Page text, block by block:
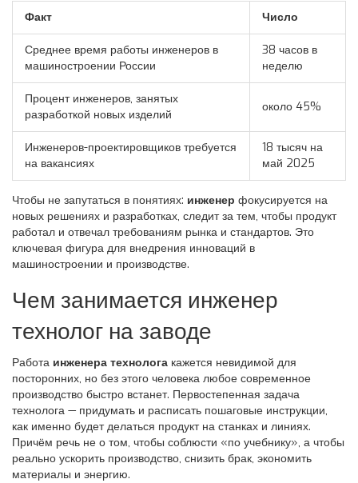
Факт Число
Среднее время работы инженеров в
машиностроении России
38 часов в
неделю
Процент инженеров, занятых
разработкой новых изделий
около 45%
Инженеров-проектировщиков требуется
на вакансиях
18 тысяч на
май 2025
Чтобы не запутаться в понятиях: инженер фокусируется на
новых решениях и разработках, следит за тем, чтобы продукт
работал и отвечал требованиям рынка и стандартов. Это
ключевая фигура для внедрения инноваций в
машиностроении и производстве.
Чем занимается инженер
технолог на заводе
Работа инженера технолога кажется невидимой для
посторонних, но без этого человека любое современное
производство быстро встанет. Первостепенная задача
технолога — придумать и расписать пошаговые инструкции,
как именно будет делаться продукт на станках и линиях.
Причём речь не о том, чтобы соблюсти «по учебнику», а чтобы
реально ускорить производство, снизить брак, экономить
материалы и энергию.